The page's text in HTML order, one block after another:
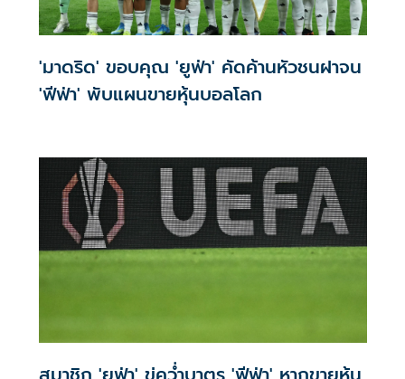
'มาดริด' ขอบคุณ 'ยูฟ่า' คัดค้านหัวชนฝาจน
'ฟีฟ่า' พับแผนขายหุ้นบอลโลก